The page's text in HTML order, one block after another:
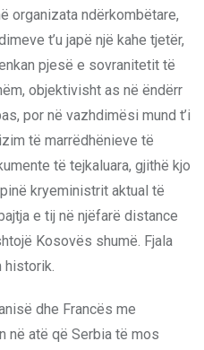
organizata ndërkombëtare,
t’u japë një kahe tjetër,
pjesë e sovranitetit të
objektivisht as në ëndërr
por në vazhdimësi mund t’i
të marrëdhënieve të
të tejkaluara, gjithë kjo
kryeministrit aktual të
e tij në njëfarë distance
Kosovës shumë. Fjala
historik.
dhe Francës me
në atë që Serbia të mos